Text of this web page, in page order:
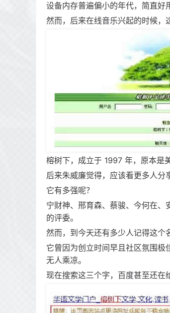
设备内存普遍偏小的年代，简直好
然而，后来在线音乐兴起的时候，
榕树下，成立于 1997 年，原本是
后来朱威廉觉得，应该看更多人分
它有多强呢？
宁财神、邢育森、蔡骏、今何在
的评委。
然而，到今天还有多少人记得这个
它曾因为创立时间早且社区氛围
无人乘凉。
现在搜索这三个字，百度甚至还在